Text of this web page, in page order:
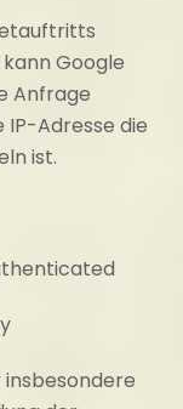
Google
Anfrage
Adresse die
ist.